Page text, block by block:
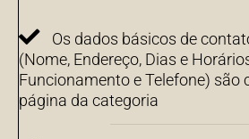
Os dados básicos de
(Nome, Endereço, Dias e
Funcionamento e Telefone) são
página da categoria